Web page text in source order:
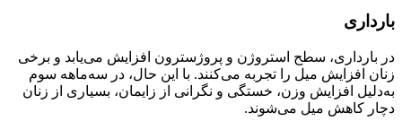
بارداری
در بارداری، سطح استروژن و پروژسترون افزایش می‌یابد و برخی
زنان افزایش میل را تجربه می‌کنند. با این حال، در سه‌ماهه سوم
به‌دلیل افزایش وزن، خستگی و نگرانی از زایمان، بسیاری از زنان
دچار کاهش میل می‌شوند.